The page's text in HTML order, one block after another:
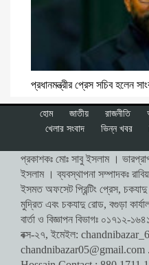
প্রধানমন্ত্রীর প্রেস সচিব হলেন
হোম জাতীয় রাজনীতি
খেলার সংবাদ
ভিন্ন খবর
প্রকাশকঃ মোঃ সাবু ইসলাম ।
ইসলাম । ব্যবস্থাপনা সম্পাদকঃ
ইসমত অফসেট প্রিন্টিং প্রেস,
মুদ্রিত এবং চকযাদু রোড, বগুড়া
বার্তা ও বিজ্ঞাপন বিভাগঃ ০১৭১২-
বক্স-২৭, ইমেইল:
chandnibazar05@gmail.com